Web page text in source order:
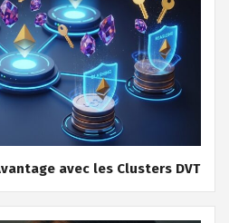
avec les Clusters DVT